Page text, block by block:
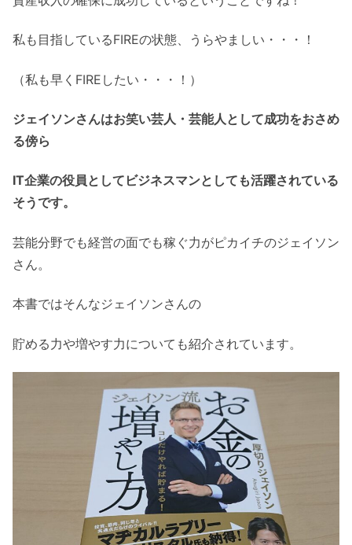
私も目指しているFIREの状態、うらやましい・・・！
（私も早くFIREしたい・・・！）
ジェイソンさんはお笑い芸人・芸能人として成功をおさめ
る傍ら
IT企業の役員としてビジネスマンとしても活躍されている
そうです。
芸能分野でも経営の面でも稼ぐ力がピカイチのジェイソン
さん。
本書ではそんなジェイソンさんの
貯める力や増やす力についても紹介されています。